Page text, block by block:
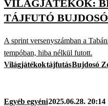
VILÁGJÁTÉKOK:
TÁJFUTÓ
A sprint versenyszámban a
tempóban, hiba nélkül futott.
VilágjátékoktájfutásBujdosó
Egyéb egyéni2025.06.28. 20:14